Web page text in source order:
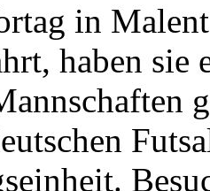
in
haben sie